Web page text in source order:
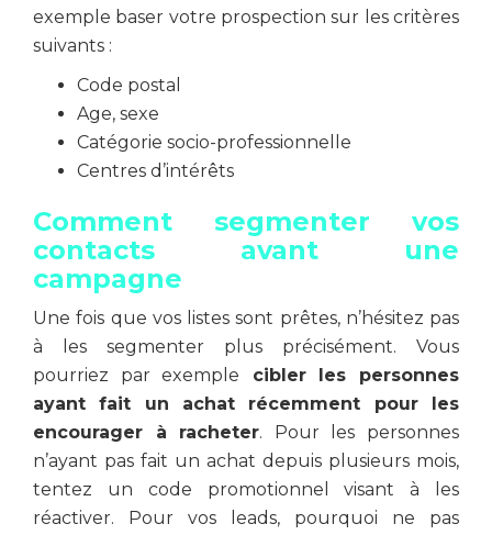
exemple baser votre prospection sur les critères
suivants :
Code postal
Age, sexe
Catégorie socio-professionnelle
Centres d’intérêts
Comment segmenter vos
contacts avant une
campagne
Une fois que vos listes sont prêtes, n’hésitez pas
à les segmenter plus précisément. Vous
pourriez par exemple cibler les personnes
ayant fait un achat récemment pour les
encourager à racheter. Pour les personnes
n’ayant pas fait un achat depuis plusieurs mois,
tentez un code promotionnel visant à les
réactiver. Pour vos leads, pourquoi ne pas